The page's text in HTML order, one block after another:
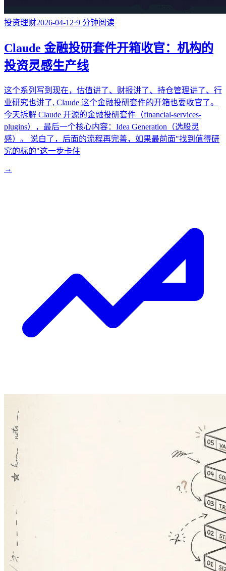
投资理财2026-04-12·9 分钟阅读
Claude 金融投研套件开箱收官：机构的
投资灵感生产线
这个系列写到现在，估值讲了、财报讲了、持仓管理讲了、行
业研究也讲了, Claude 这个金融投研套件的开箱也要收官了。
今天拆解 Claude 开源的金融投研套件（financial-services-
plugins），最后一个核心内容：Idea Generation（选股灵
感）。 说白了，后面的流程再完善，如果最前面"找到值得研
究的标的"这一步卡住
→